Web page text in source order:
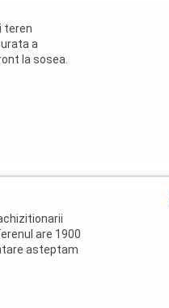
teren
a
la sosea.
are 1900
asteptam